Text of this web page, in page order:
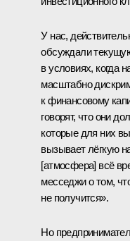
У нас,
обсуждали
в условиях, когда
масштабно
к финансовому
говорят, что они
которые для них
вызывает лёгкую
[атмосфера] всё
месседжи о том,
не получится».
Но